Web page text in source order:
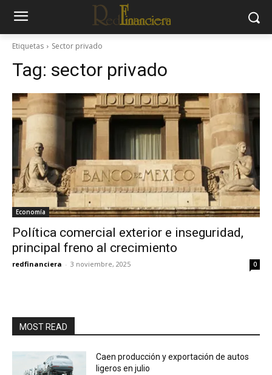
Etiquetas Sector privado
Tag: sector privado
Economía
Política comercial exterior e inseguridad,
principal freno al crecimiento
redfinanciera - 3 noviembre, 2025 0
MOST READ
Caen producción y exportación de autos
ligeros en julio